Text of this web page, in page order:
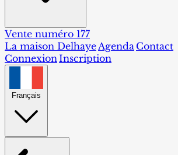
Vente numéro 177
La maison DelhayeAgenda Contact
ConnexionInscription
Français